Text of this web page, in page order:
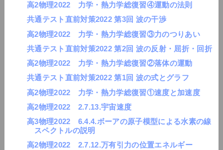
高2物理2022 力学・熱力学総復習④運動の法則
共通テスト直前対策2022 第3回 波の干渉
高2物理2022 力学・熱力学総復習③力のつりあい
共通テスト直前対策2022 第2回 波の反射・屈折・回折
高2物理2022 力学・熱力学総復習②落体の運動
共通テスト直前対策2022 第1回 波の式とグラフ
高2物理2022 力学・熱力学総復習①速度と加速度
高2物理2022 2.7.13.宇宙速度
高3物理2022 6.4.4.ボーアの原子模型による水素の線
スペクトルの説明
高2物理2022 2.7.12.万有引力の位置エネルギー